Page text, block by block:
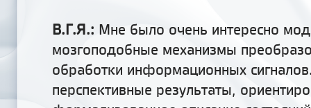
В.Г.Я.: Мне было очень интересно
мозгоподобные механизмы
обработки информационных
перспективные результаты,